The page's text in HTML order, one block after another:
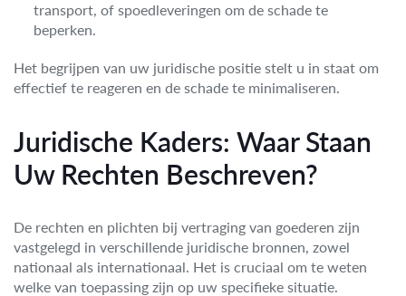
transport, of spoedleveringen om de schade te
beperken.
Het begrijpen van uw juridische positie stelt u in staat om
effectief te reageren en de schade te minimaliseren.
Juridische Kaders: Waar Staan
Uw Rechten Beschreven?
De rechten en plichten bij vertraging van goederen zijn
vastgelegd in verschillende juridische bronnen, zowel
nationaal als internationaal. Het is cruciaal om te weten
welke van toepassing zijn op uw specifieke situatie.